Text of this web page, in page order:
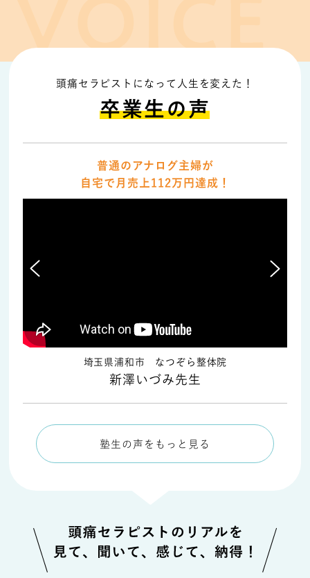
頭痛セラピストになって人生を変えた！
卒業生の声
普通のアナログ主婦が
自宅で月売上112万円達成！
埼玉県浦和市 なつぞら整体院
新澤いづみ先生
塾生の声をもっと見る